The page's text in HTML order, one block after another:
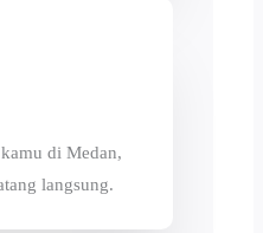
di Medan,
langsung.